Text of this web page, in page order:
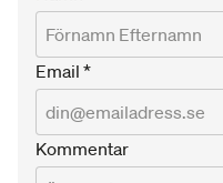
Email *
Kommentar